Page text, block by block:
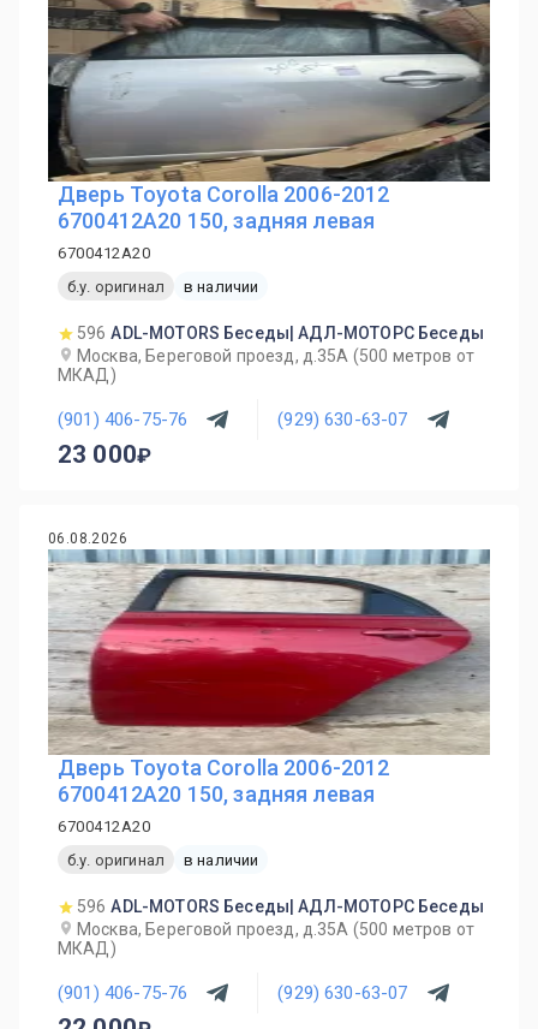
Дверь Toyota Corolla 2006-2012
6700412A20 150, задняя левая
6700412A20
б.у. оригинал
в наличии
596 ADL-MOTORS Беседы| АДЛ-МОТОРС Беседы
Москва, Береговой проезд, д.35А (500 метров от
МКАД)
(901) 406-75-76 (929) 630-63-07
23 000
06.08.2026
Дверь Toyota Corolla 2006-2012
6700412A20 150, задняя левая
6700412A20
б.у. оригинал
в наличии
596 ADL-MOTORS Беседы| АДЛ-МОТОРС Беседы
Москва, Береговой проезд, д.35А (500 метров от
МКАД)
(901) 406-75-76 (929) 630-63-07